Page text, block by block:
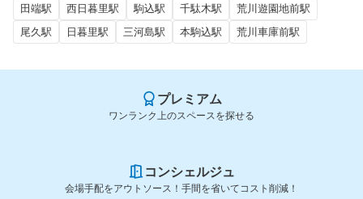
田端駅 西日暮里駅 駒込駅 千駄木駅
荒川遊園地前駅
尾久駅
日暮里駅 三河島駅 本駒込駅 荒川車庫前駅
プレミアム
ワンランク上のスペースを探せる
コンシェルジュ
会場手配をアウトソース！手間を省いてコスト削減！